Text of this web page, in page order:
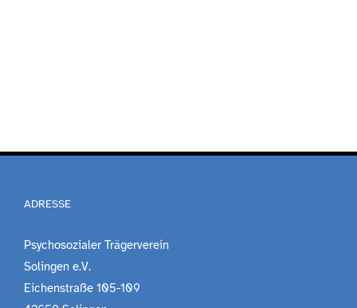
ADRESSE
Psychosozialer Trägerverein
Solingen e.V.
Eichenstraße 105-109